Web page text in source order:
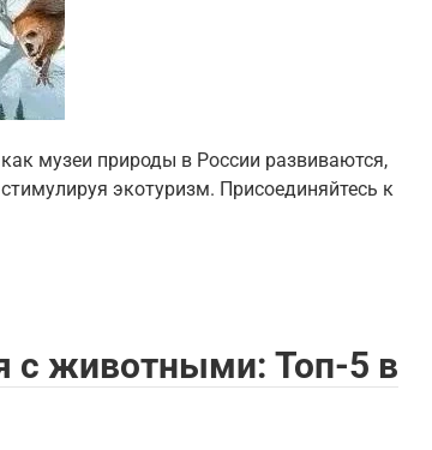
музеи природы в России развиваются,
экотуризм. Присоединяйтесь к
с животными: Топ-5 в